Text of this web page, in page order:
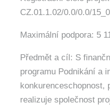
CZ.01.1.02/0.0/0.0/
Maximální podpora: 5
Předmět a cíl: S
programu Podnikání a
konkurenceschopnost,
realizuje společnost